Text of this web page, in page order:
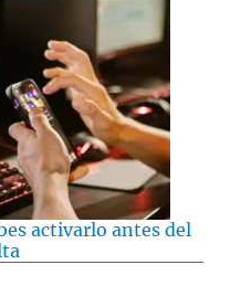
activarlo antes del